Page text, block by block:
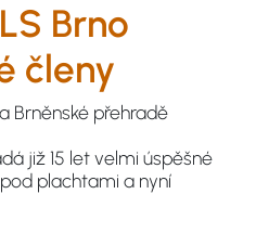
Brno
členy
Brněnské přehradě
již 15 let velmi úspěšné
plachtami a nyní